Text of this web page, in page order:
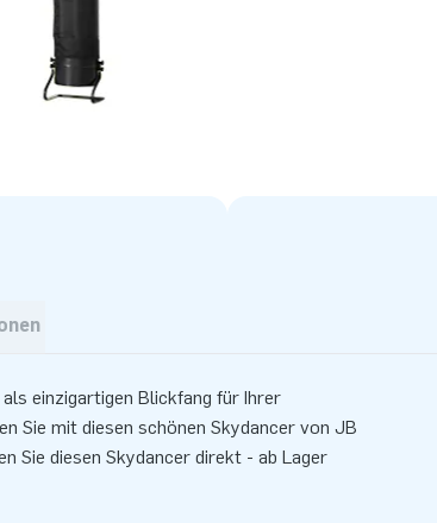
einzigartigen Blickfang für Ihrer
Sie mit diesen schönen Skydancer von JB
Sie diesen Skydancer direkt - ab Lager